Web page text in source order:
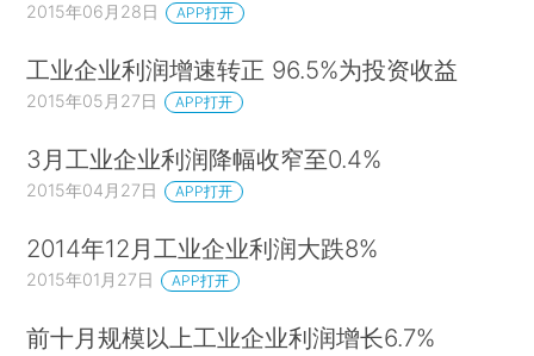
2015年06月28日 APP打开
工业企业利润增速转正 96.5%为投资收益
2015年05月27日 APP打开
3月工业企业利润降幅收窄至0.4%
2015年04月27日 APP打开
2014年12月工业企业利润大跌8%
2015年01月27日 APP打开
前十月规模以上工业企业利润增长6.7%